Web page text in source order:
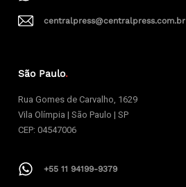
centralpress@centralpress.com.br
São Paulo.
Rua Gomes de Carvalho, 1629
Vila Olímpia | São Paulo | SP
CEP: 04547006
+55 11 94199-9379